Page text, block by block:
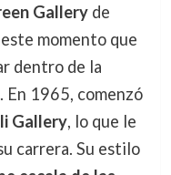
Galleryde
momento que
dentro de la
1965, comenzó
Gallery, lo que le
carrera. Su estilo